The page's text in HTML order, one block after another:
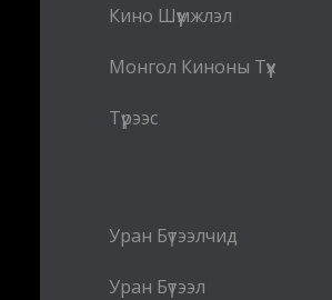
Кино Шүүмжлэл
Монгол Киноны Түүх
Түрээс
Уран Бүтээлчид
Уран Бүтээл